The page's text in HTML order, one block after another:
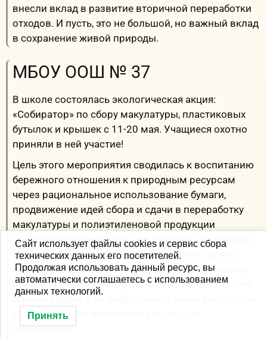
внесли вклад в развитие вторичной переработки
отходов. И пусть, это не большой, но важный вклад
в сохранение живой природы.
МБОУ ООШ № 37
В школе состоялась экологическая акция:
«Собиратор» по сбору макулатуры, пластиковых
бутылок и крышек с 11-20 мая. Учащиеся охотно
приняли в ней участие!
Цель этого мероприятия сводилась к воспитанию
бережного отношения к природным ресурсам
через рациональное использование бумаги,
продвижение идей сбора и сдачи в переработку
макулатуры и полиэтиленовой продукции
привлечение внимания к проблемам правильной
утилизации. Сдать макулатуру – это не просто
красивые слова. Даже самый маленький клочок
бумаги является ресурсом нашей родины России.
И наша задача – не выбрасывать наши ресурсы на
свалку, а отдать вторичные ресурсы на
переработку.
Сайт использует файлы cookies и сервис сбора
технических данных его посетителей.
Продолжая использовать данный ресурс, вы
автоматически соглашаетесь с использованием
данных технологий.
Принять